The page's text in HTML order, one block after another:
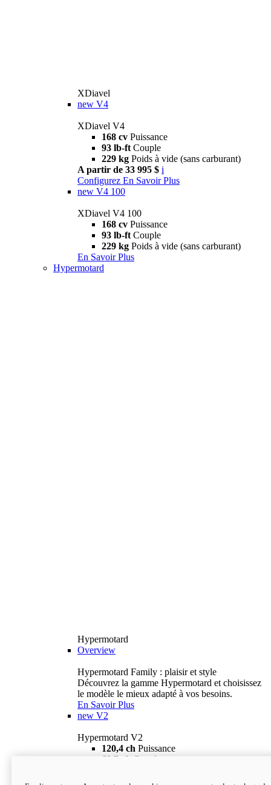
XDiavel
new V4
XDiavel V4
168 cv Puissance
93 lb-ft Couple
229 kg Poids à vide (sans carburant)
A partir de 33 995 $ i
Configurez En Savoir Plus
new V4 100
XDiavel V4 100
168 cv Puissance
93 lb-ft Couple
229 kg Poids à vide (sans carburant)
En Savoir Plus
Hypermotard
Hypermotard
Overview
Hypermotard Family : plaisir et style
Découvrez la gamme Hypermotard et choisissez
le modèle le mieux adapté à vos besoins.
En Savoir Plus
new V2
Hypermotard V2
120,4 ch Puissance
69 lb-ft
Couple
18 895 $